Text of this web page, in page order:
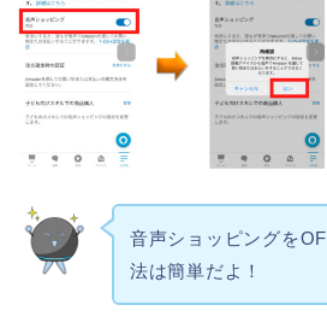
音声ショッピングを
法は簡単だよ！